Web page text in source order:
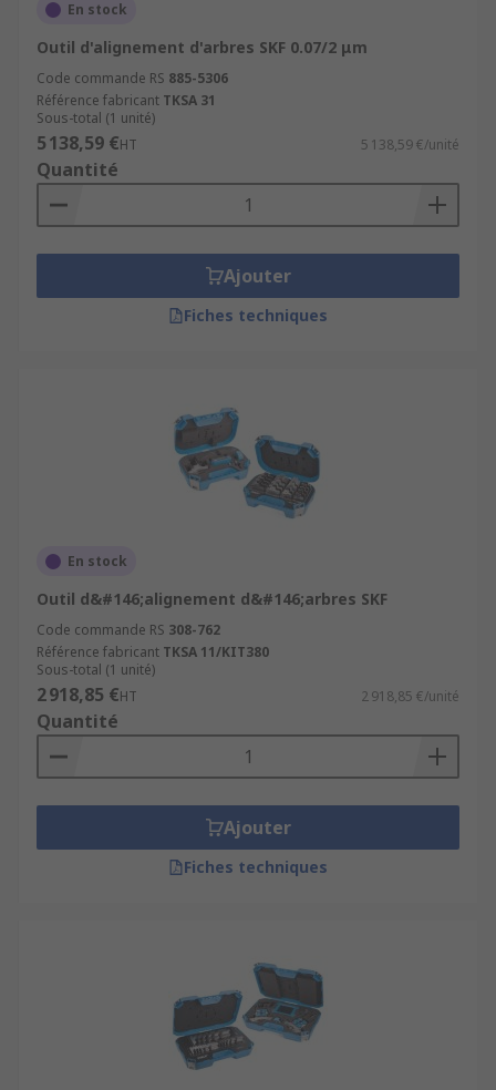
En stock
Outil d'alignement d'arbres SKF 0.07/2 μm
Code commande RS 885-5306
Référence fabricant TKSA 31
Sous-total (1 unité)
5 138,59 €HT 5 138,59 €/unité
Quantité
Ajouter
Fiches techniques
En stock
Outil d&#146;alignement d&#146;arbres SKF
Code commande RS 308-762
Référence fabricant TKSA 11/KIT380
Sous-total (1 unité)
2 918,85 €HT 2 918,85 €/unité
Quantité
Ajouter
Fiches techniques